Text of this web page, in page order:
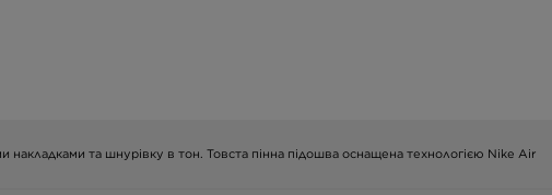
накладками та шнурівку в тон. Товста пінна підошва оснащена технологією Nike Air